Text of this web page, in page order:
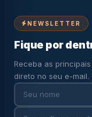
NEWSLETTER
Fique por
Receba as
direto no seu e-mail.